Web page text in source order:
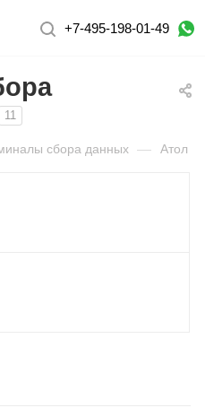
+7-495-198-01-49
11
сбора данных — Атол